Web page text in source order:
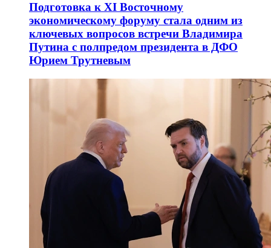
Подготовка к XI Восточному
экономическому форуму стала одним из
ключевых вопросов встречи Владимира
Путина с полпредом президента в ДФО
Юрием Трутневым